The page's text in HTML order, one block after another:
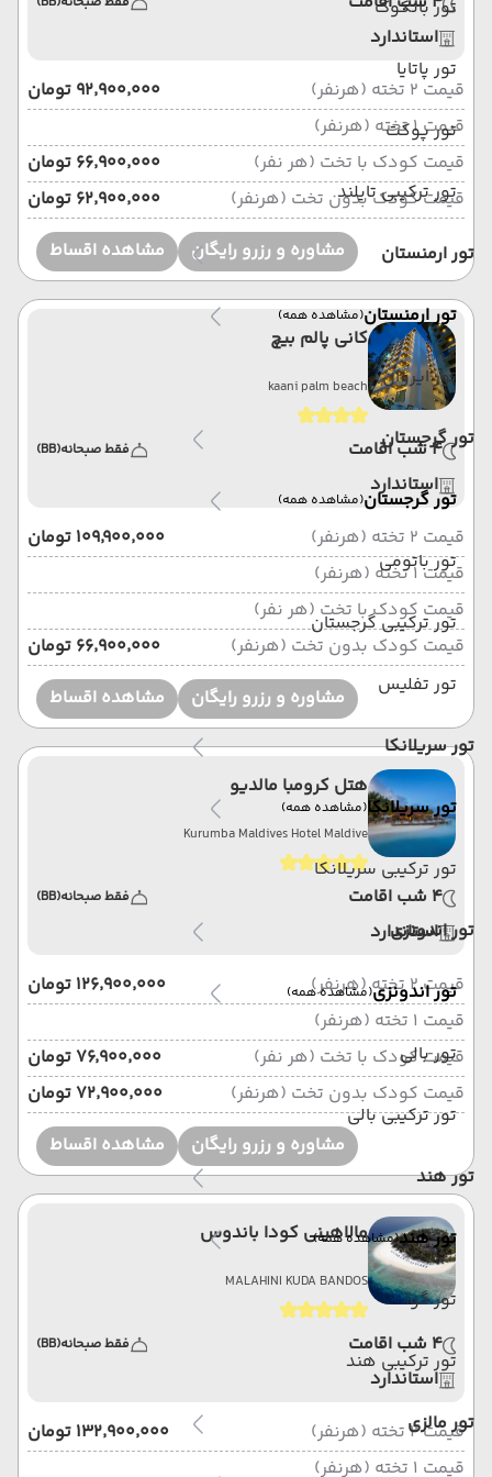
تور بانکوک
تور پاتایا
تور پوکت
تور ترکیبی تایلند
تور ارمنستان
تور ارمنستان(مشاهده همه)
تور ایروان
تور گرجستان
تور گرجستان(مشاهده همه)
تور باتومی
تور ترکیبی گرجستان
تور تفلیس
تور سریلانکا
تور سریلانکا(مشاهده همه)
تور ترکیبی سریلانکا
تور اندونزی
تور اندونزی(مشاهده همه)
تور بالی
تور ترکیبی بالی
تور هند
تور هند(مشاهده همه)
تور گوا
تور ترکیبی هند
تور مالزی
استاندارد
قیمت 2 تخته (هرنفر)
۹۲٬۹۰۰٬۰۰۰ تومان
قیمت 1 تخته (هرنفر)
قیمت کودک با تخت (هر نفر)
۶۶٬۹۰۰٬۰۰۰ تومان
قیمت کودک بدون تخت (هرنفر)
۶۲٬۹۰۰٬۰۰۰ تومان
مشاوره و رزرو رایگان
مشاهده اقساط
کانی پالم بیچ
kaani palm beach
4 شب اقامت فقط صبحانه(BB)
استاندارد
قیمت 2 تخته (هرنفر)
۱۰۹٬۹۰۰٬۰۰۰ تومان
قیمت 1 تخته (هرنفر)
قیمت کودک با تخت (هر نفر)
قیمت کودک بدون تخت (هرنفر)
۶۶٬۹۰۰٬۰۰۰ تومان
مشاوره و رزرو رایگان
مشاهده اقساط
هتل کرومبا مالدیو
Kurumba Maldives Hotel Maldive
4 شب اقامت فقط صبحانه(BB)
استاندارد
قیمت 2 تخته (هرنفر)
۱۲۶٬۹۰۰٬۰۰۰ تومان
قیمت 1 تخته (هرنفر)
قیمت کودک با تخت (هر نفر)
۷۶٬۹۰۰٬۰۰۰ تومان
قیمت کودک بدون تخت (هرنفر)
۷۲٬۹۰۰٬۰۰۰ تومان
مشاوره و رزرو رایگان
مشاهده اقساط
مالاهینی کودا باندوس
MALAHINI KUDA BANDOS
4 شب اقامت فقط صبحانه(BB)
استاندارد
قیمت 2 تخته (هرنفر)
۱۳۲٬۹۰۰٬۰۰۰ تومان
قیمت 1 تخته (هرنفر)